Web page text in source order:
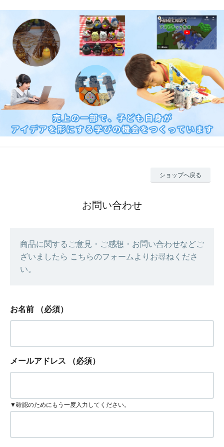
ショップへ戻る
お問い合わせ
商品に関するご意見・ご感想・お問い合わせなどご
ざいましたら こちらのフォームよりお尋ねくださ
い。
お名前 （必須）
メールアドレス （必須）
▼確認のためにもう一度入力してください。